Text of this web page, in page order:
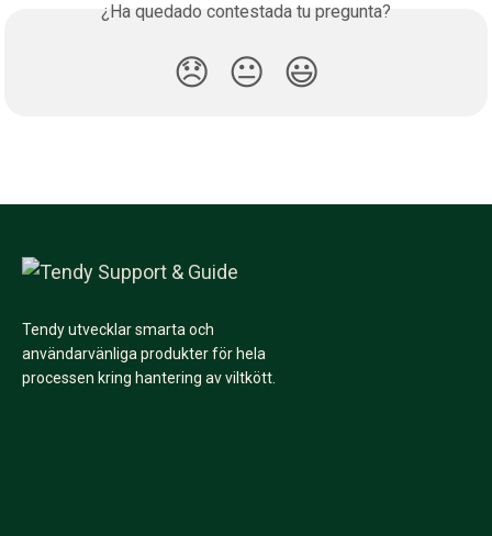
¿Ha quedado contestada tu pregunta?
😞 😐 😃
Tendy utvecklar smarta och
användarvänliga produkter för hela
processen kring hantering av viltkött.